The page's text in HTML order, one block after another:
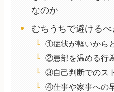
なのか
むちうちで避ける
①症状が軽いから
②患部を温める行
③自己判断でのス
④仕事や家事への